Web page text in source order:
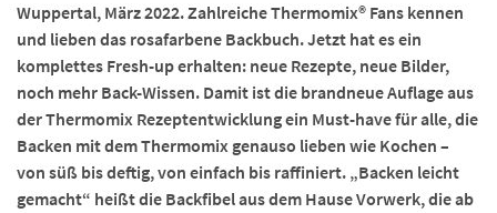
Wuppertal, März 2022. Zahlreiche Thermomix® Fans kennen
und lieben das rosafarbene Backbuch. Jetzt hat es ein
komplettes Fresh-up erhalten: neue Rezepte, neue Bilder,
noch mehr Back-Wissen. Damit ist die brandneue Auflage aus
der Thermomix Rezeptentwicklung ein Must-have für alle, die
Backen mit dem Thermomix genauso lieben wie Kochen –
von süß bis deftig, von einfach bis raffiniert. „Backen leicht
gemacht“ heißt die Backfibel aus dem Hause Vorwerk, die ab